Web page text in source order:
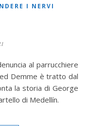
I NERVI
Demme è tratto dal
la storia di George
di Medellín.